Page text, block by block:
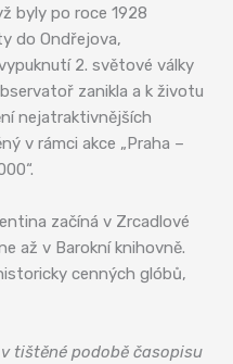
byly po roce 1928
do Ondřejova,
2. světové války
zanikla a k životu
nejatraktivnějších
v rámci akce „Praha –
začíná v Zrcadlové
až v Barokní knihovně.
cenných glóbů,
tištěné podobě časopisu